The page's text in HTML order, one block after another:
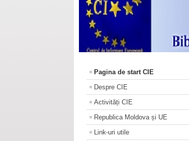
Pagina de start CIE
Despre CIE
Activități CIE
Republica Moldova și UE
Link-uri utile